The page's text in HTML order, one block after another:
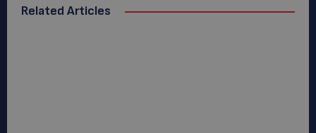
Related Articles